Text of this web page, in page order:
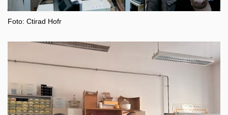
Foto: Ctirad Hofr